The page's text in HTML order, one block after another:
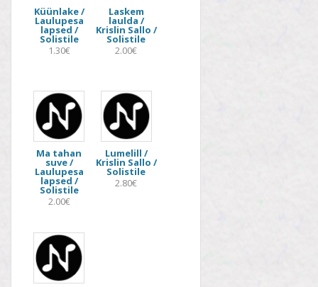
Küünlake /
Laulupesa
lapsed /
Solistile
1.30€
Laskem
laulda /
Krislin Sallo /
Solistile
2.00€
Ma tahan
suve /
Laulupesa
lapsed /
Solistile
2.00€
Lumelill /
Krislin Sallo /
Solistile
2.80€